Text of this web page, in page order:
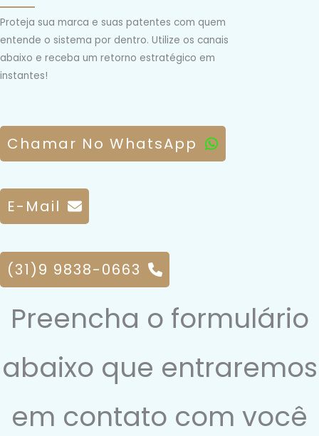
Proteja sua marca e suas patentes com quem
entende o sistema por dentro. Utilize os canais
abaixo e receba um retorno estratégico em
instantes!
Chamar No WhatsApp
E-Mail
(31)9 9838-0663
Preencha o formulário
abaixo que entraremos
em contato com você